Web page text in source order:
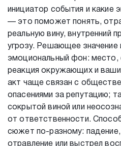
инициатор события и какие
— это поможет понять,
реальную вину, внутренний
угрозу. Решающее значение
эмоциональный фон: место,
реакция окружающих и
акт чаще связан с
опасениями за репутацию;
сокрытой виной или
от ответственности.
сюжет по-разному: падение,
отравление или выстрел